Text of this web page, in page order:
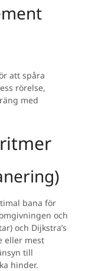
att spåra
rörelse,
med
bana för
och
och Dijkstra’s
eller mest
till
hinder.